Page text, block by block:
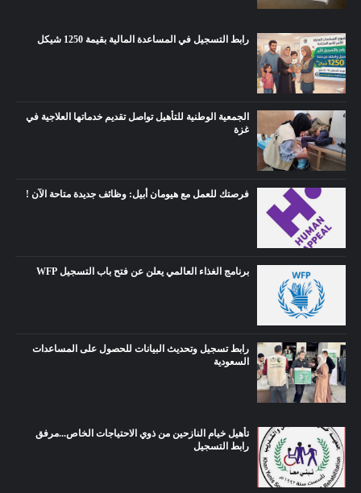
رابط التسجيل في المساعدة المالية بقيمة 1250 شيكل
الجمعية الوطنية للتأهيل تواصل تقديم خدماتها العلاجية في
غزة
فرصتك للعمل مع هيومان أبيل: وظائف جديدة متاحة الآن !
برنامج الغذاء العالمي يعلن عن فتح باب التسجيل WFP
رابط تسجيل وتحديث البيانات للحصول على المساعدات
السعودية
تأهيل خيام النازحين من ذوي الاحتياجات الخاص...مرفق
رابط التسجيل